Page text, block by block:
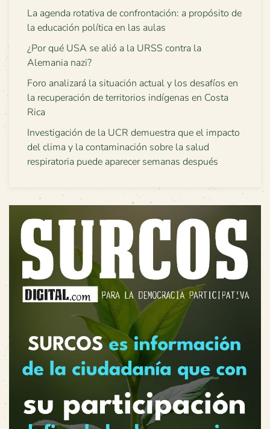
La agenda rotativa de confrontación: a propósito de
la educación política en las aulas
¿Por qué USA se alió a la URSS contra la
Alemania nazi?
Foro analizará la situación actual y los desafíos en
la recuperación de territorios indígenas en Costa
Rica
Investigación de la UCR demuestra que el impacto
del clima y la contaminación sobre la salud
respiratoria puede aparecer semanas después